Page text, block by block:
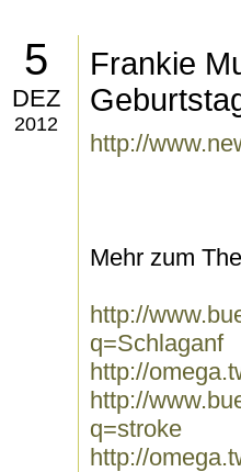
5
DEZ
2012
Frankie
http://
Mehr zum
http://
q=Schlaganf
http://
http://
q=stroke
http://